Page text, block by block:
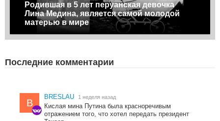
Родившая в 5 лет перуанская девочка
Лина Медина, является самой молодой
матерью в мире
Последние комментарии
B
BRESLAU 1 неделя назад
Кислая мина Путина была красноречивым
отражением того, что хотел передать президент